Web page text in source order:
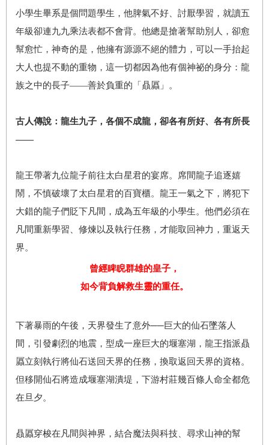
小學生畢系是個問題學生，他脾氣不好、討厭學習，就讀五
年級卻連九九乘法表都不會背。他總是搶著幫助別人，卻愈
幫愈忙，神奇的是，他擁有源源不絕的體力，可以一手抬起
大人也提不動的重物­­­­，這一切都因為他有個神祕的身分：龍
族之中的長子——善於負重的「贔屭」。
古人傳說：龍生九子，各個不成龍，卻各有所好、各有所長
——
龍王帶著九位龍子前往太白星君的宴席。席間龍子追逐嬉
鬧，不慎破壞了太白星君的百寶櫃。龍王一氣之下，將犯下
大錯的龍子們貶下凡間，成為五年級的小學生。他們必須在
凡間重新學習、修煉以及執行任務，才能取回神力，重返天
界。
曾經睥睨群雄的皇子，
如今背負解救生靈的重任。
下著暴雨的午後，天界發生了意外──巨大的仙石墜落人
間，引發劇烈的地震，型成一座巨大的堰塞湖，龍王指派贔
屭立刻執行將仙石送回天界的任務，換取返回天界的資格。
但移開仙石將造成堰塞湖潰堤，下游村莊幾百條人命全都危
在旦夕。
贔屭穿梭在凡間與神界，結合魔法與科技、尋求山神的幫